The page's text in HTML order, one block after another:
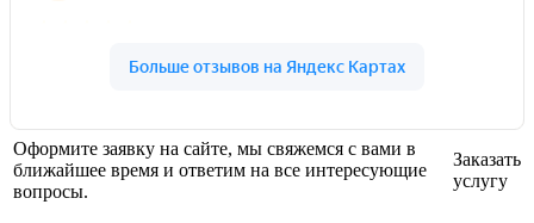
Оформите заявку на сайте, мы свяжемся с вами в
ближайшее время и ответим на все интересующие
вопросы.
Заказать
услугу